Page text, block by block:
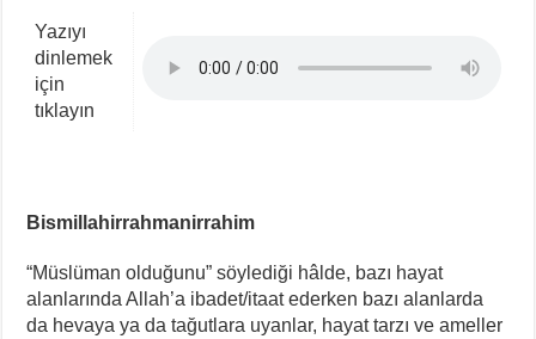
Yazıyı
dinlemek
için
tıklayın
Bismillahirrahmanirrahim
“Müslüman olduğunu” söylediği hâlde, bazı hayat
alanlarında Allah’a ibadet/itaat ederken bazı alanlarda
da hevaya ya da tağutlara uyanlar, hayat tarzı ve ameller